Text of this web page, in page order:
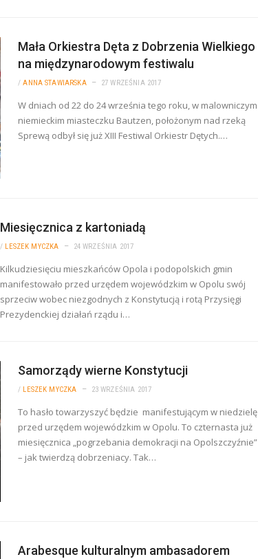
Mała Orkiestra Dęta z Dobrzenia Wielkiego
na międzynarodowym festiwalu
/ANNA STAWIARSKA 27 WRZEŚNIA 2017
W dniach od 22 do 24 września tego roku, w malowniczym
niemieckim miasteczku Bautzen, położonym nad rzeką
Sprewą odbył się już XIII Festiwal Orkiestr Dętych.…
Miesięcznica z kartoniadą
/ LESZEK MYCZKA 24 WRZEŚNIA 2017
Kilkudziesięciu mieszkańców Opola i podopolskich gmin
manifestowało przed urzędem wojewódzkim w Opolu swój
sprzeciw wobec niezgodnych z Konstytucją i rotą Przysięgi
Prezydenckiej działań rządu i…
Samorządy wierne Konstytucji
/ LESZEK MYCZKA 23 WRZEŚNIA 2017
To hasło towarzyszyć będzie manifestującym w niedzielę
przed urzędem wojewódzkim w Opolu. To czternasta już
miesięcznica „pogrzebania demokracji na Opolszczyźnie”
– jak twierdzą dobrzeniacy. Tak…
Arabesque kulturalnym ambasadorem